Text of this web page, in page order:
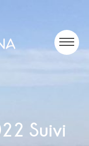
Suivi